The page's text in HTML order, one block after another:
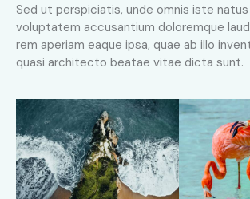
Sed ut perspiciatis, unde omnis iste
voluptatem accusantium doloremque
rem aperiam eaque ipsa, quae ab illo
quasi architecto beatae vitae dicta sunt.